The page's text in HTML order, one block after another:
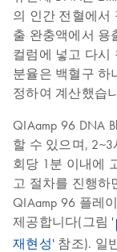
의 인간 전혈에서
출 완충액에서 용
컬럼에 넣고 다시
분율은 백혈구 하
정하여 계산했습
QIAamp 96 DNA
할 수 있으며,
회당 1분 이내에
고 절차를 진행하
QIAamp 96 플레
제공합니다(그림 '
재현성' 참조). 일